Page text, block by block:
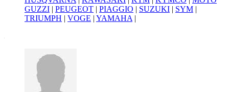
GUZZI | PEUGEOT | PIAGGIO | SUZUKI | SYM |
TRIUMPH | VOGE | YAMAHA |